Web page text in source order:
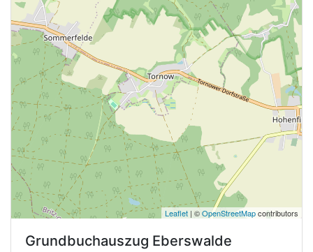
Leaflet | ©OpenStreetMapcontributors
Grundbuchauszug Eberswalde